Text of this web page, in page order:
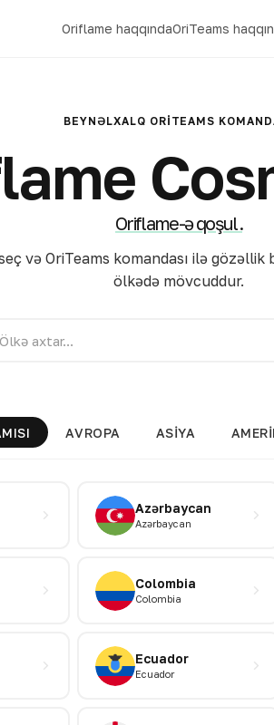
Oriflame haqqındaOriTeams
BEYNƏLXALQ ORITEAMS
Oriflame-ə qoşul.
və OriTeams komandası ilə gözəllik
ölkədə mövcuddur.
AVROPA ASIYA
Azərbaycan
Azərbaycan
Colombia
Colombia
Ecuador
Ecuador